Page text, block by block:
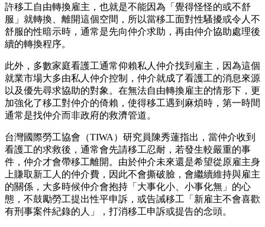
許移工自由轉換雇主，也就是不能因為「覺得怪怪的或不舒
服」就轉換、離開這個空間，所以當移工面對性騷擾或令人不
舒服的性暗示時，通常是先向仲介求助，再由仲介協助處理後
續的轉換程序。
此外，多數家庭看護工通常仰賴私人仲介找到雇主，因為這個
就業市場大多由私人仲介控制，仲介就成了看護工的消息來源
以及優先尋求協助的對象。在無法自由轉換雇主的情形下，更
加強化了移工對仲介的倚賴，使得移工遇到麻煩時，第一時間
通常是找仲介而非政府的救濟管道。
台灣國際勞工協會（TIWA）研究員陳秀蓮指出，當仲介收到
看護工的求救後，通常會先請移工忍耐，若發生較嚴重的事
件，仲介才會帶移工離開。由於仲介未來還是希望從原雇主身
上賺取新工人的仲介費，因此不會撕破臉，會繼續維持與雇主
的關係，大多時候仲介會抱持「大事化小、小事化無」的心
態，不鼓勵勞工提出性平申訴，或告誡移工「新雇主不會喜歡
有刑事案件紀錄的人」，打消移工申訴或提告的念頭。